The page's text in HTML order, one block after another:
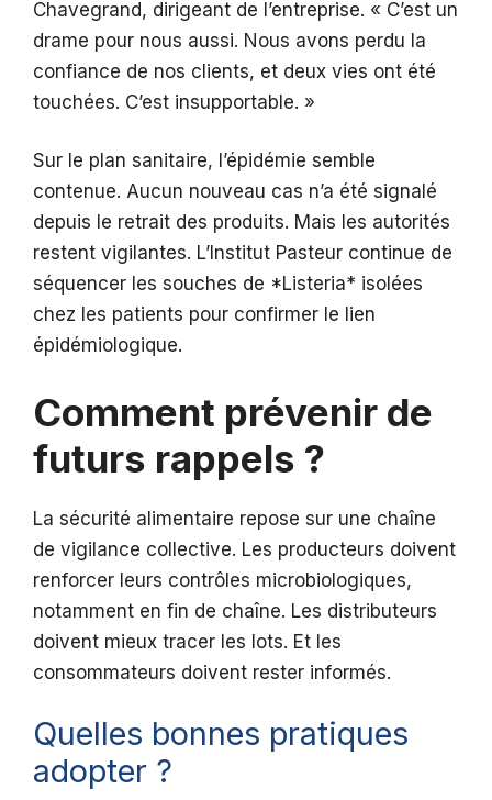
Chavegrand, dirigeant de l’entreprise. « C’est un
drame pour nous aussi. Nous avons perdu la
confiance de nos clients, et deux vies ont été
touchées. C’est insupportable. »
Sur le plan sanitaire, l’épidémie semble
contenue. Aucun nouveau cas n’a été signalé
depuis le retrait des produits. Mais les autorités
restent vigilantes. L’Institut Pasteur continue de
séquencer les souches de *Listeria* isolées
chez les patients pour confirmer le lien
épidémiologique.
Comment prévenir de
futurs rappels ?
La sécurité alimentaire repose sur une chaîne
de vigilance collective. Les producteurs doivent
renforcer leurs contrôles microbiologiques,
notamment en fin de chaîne. Les distributeurs
doivent mieux tracer les lots. Et les
consommateurs doivent rester informés.
Quelles bonnes pratiques
adopter ?